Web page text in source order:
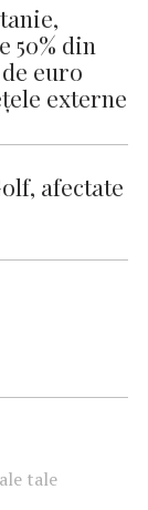
50% din
euro
externe
afectate
tale